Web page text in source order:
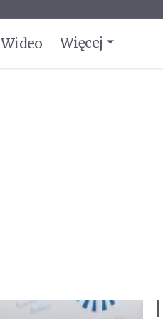
Wideo Więcej